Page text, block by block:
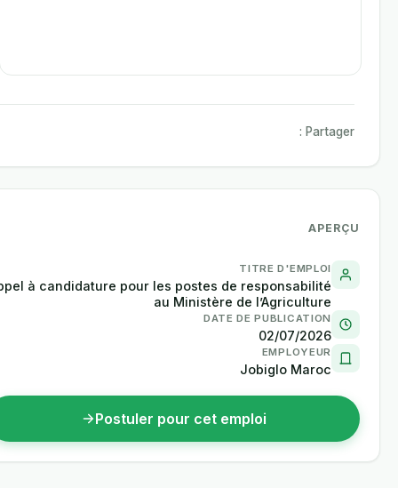
Partager :
APERÇU
TITRE D'EMPLOI
Appel à candidature pour les postes de responsabilité
au Ministère de l’Agriculture
DATE DE PUBLICATION
02/07/2026
EMPLOYEUR
Jobiglo Maroc
Postuler pour cet emploi